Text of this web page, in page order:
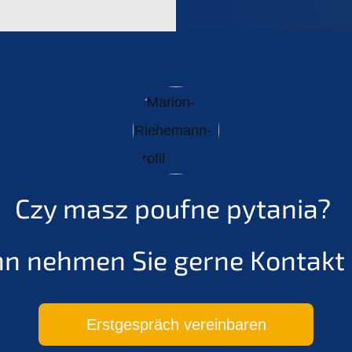
Czy masz poufne pytania?
nehmen Sie gerne Kontakt
Erstge­spräch vereinbaren